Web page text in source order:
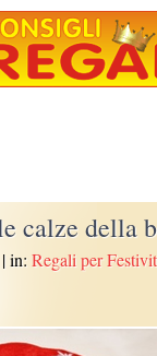
calze della
| in:Regali per